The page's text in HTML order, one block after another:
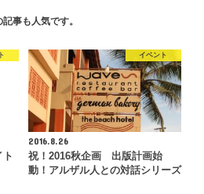
事も人気です。
イベント
2016.8.26
祝！2016秋企画 出版計画始
動！アルザル人との対話シリーズ